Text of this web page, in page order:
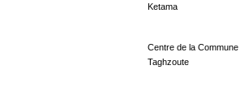
Ketama
Centre de la Commune
Taghzoute